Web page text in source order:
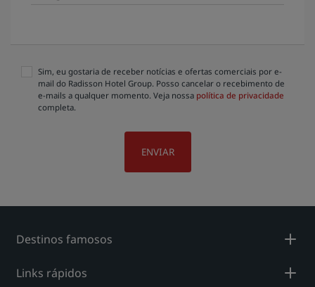
Sim, eu gostaria de receber notícias e ofertas comerciais por e-
mail do Radisson Hotel Group. Posso cancelar o recebimento de
e-mails a qualquer momento. Veja nossa política de privacidade
completa.
ENVIAR
Destinos famosos
Links rápidos